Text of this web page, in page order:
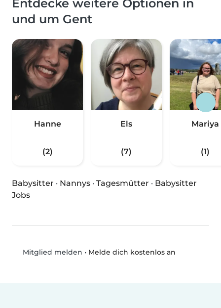
Entdecke weitere Optionen in
und um Gent
Hanne
(2)
Els
(7)
Mariya
(1)
Babysitter · Nannys · Tagesmütter · Babysitter
Jobs
Mitglied melden • Melde dich kostenlos an